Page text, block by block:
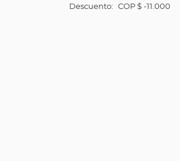
Descuento: COP $ -11.000